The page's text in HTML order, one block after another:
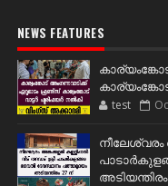
NEWS FEATURES
test
നീലേശ്വരം